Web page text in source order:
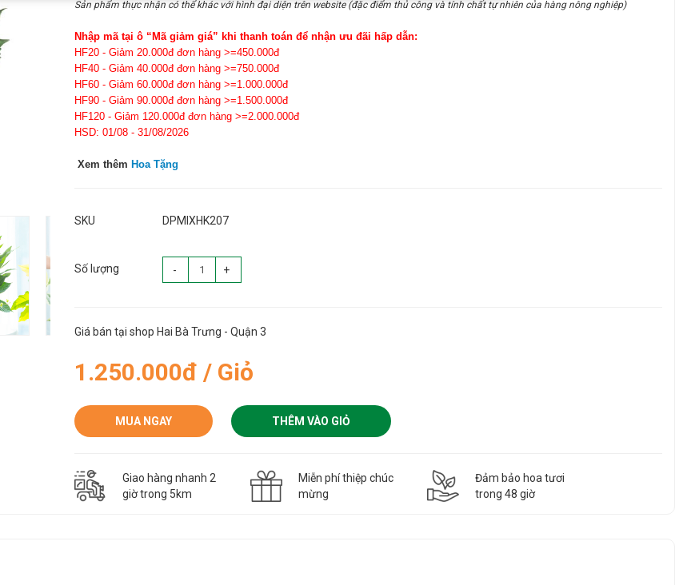
Sản phẩm thực nhận có thể khác với hình đại diện trên website (đặc điểm thủ công và tính chất tự nhiên của hàng nông nghiệp)
Nhập mã tại ô “Mã giảm giá” khi thanh toán để nhận ưu đãi hấp dẫn:
HF20 - Giảm 20.000đ đơn hàng >=450.000đ
HF40 - Giảm 40.000đ đơn hàng >=750.000đ
HF60 - Giảm 60.000đ đơn hàng >=1.000.000đ
HF90 - Giảm 90.000đ đơn hàng >=1.500.000đ
HF120 - Giảm 120.000đ đơn hàng >=2.000.000đ
HSD: 01/08 - 31/08/2026
Xem thêm Hoa Tặng
SKU DPMIXHK207
Số lượng - +
Giá bán tại shop Hai Bà Trưng - Quận 3
1.250.000đ / Giỏ
MUA NGAY THÊM VÀO GIỎ
Giao hàng nhanh 2
giờ trong 5km
Miễn phí thiệp chúc
mừng
Đảm bảo hoa tươi
trong 48 giờ